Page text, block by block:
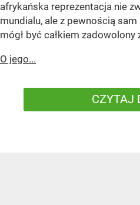
afrykańska reprezentacja nie
mundialu, ale z pewnością
mógł być całkiem
O jego...
CZYTAJ